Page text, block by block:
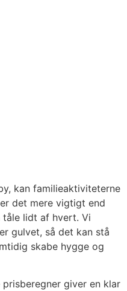
kan familieaktiviteterne
det mere vigtigt end
tåle lidt af hvert. Vi
gulvet, så det kan stå
skabe hygge og
giver en klar